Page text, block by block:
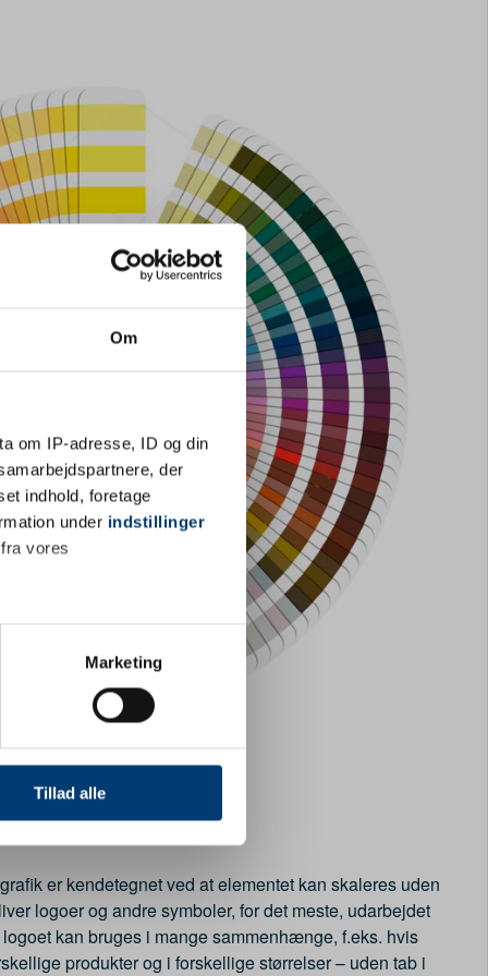
Om
om IP-adresse, ID og din
der
indhold, foretage
under indstillinger
vores
og til at analysere
for sociale medier,
oplysninger, du har givet
Marketing
Tillad alle
er kendetegnet ved at elementet kan skaleres uden
logoer og andre symboler, for det meste, udarbejdet
kan bruges i mange sammenhænge, f.eks. hvis
produkter og i forskellige størrelser – uden tab i